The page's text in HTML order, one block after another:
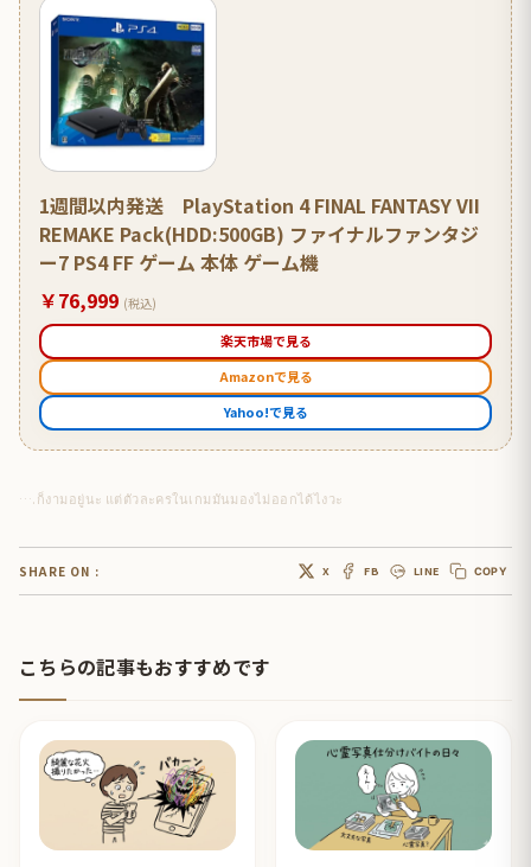
1週間以内発送 PlayStation 4 FINAL FANTASY VII
REMAKE Pack(HDD:500GB) ファイナルファンタジ
ー7 PS4 FF ゲーム 本体 ゲーム機
￥76,999 (税込)
楽天市場で見る
Amazonで見る
Yahoo!で見る
….ก็งามอยู่นะ แต่ตัวละครในเกมมันมองไม่ออกได้ไงวะ
SHARE ON : X FB LINE COPY
こちらの記事もおすすめです